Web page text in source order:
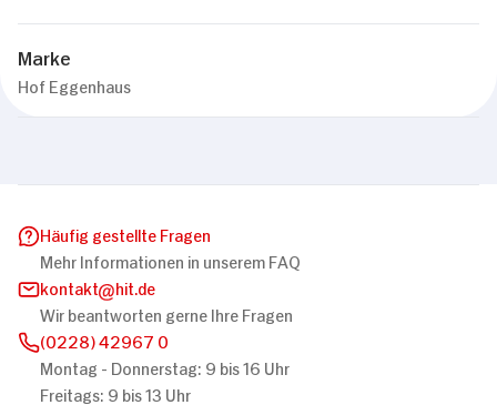
Marke
Hof Eggenhaus
Häufig gestellte Fragen
Mehr Informationen in unserem FAQ
kontakt
hit.de
Wir beantworten gerne Ihre Fragen
(0228) 42967 0
Montag - Donnerstag: 9 bis 16 Uhr
Freitags: 9 bis 13 Uhr